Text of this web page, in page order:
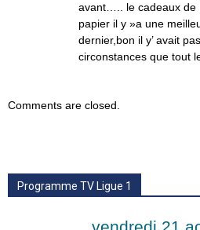
avant….. le cadeaux de
papier il y »a une
dernier,bon il y’ avait
circonstances que tout
Comments are closed.
Programme TV Ligue 1